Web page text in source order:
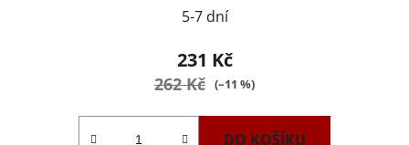
5-7 dní
231 Kč
262 Kč (–11 %)
DO KOŠÍKU